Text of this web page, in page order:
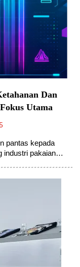
Dan
Utama
pantas kepada
industri pakaian
bergerak